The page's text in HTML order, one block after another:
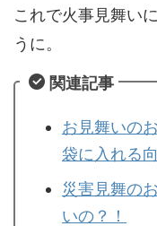
これで火事見舞い
うに。
関連記事
お見舞いの
袋に入れる
災害見舞の
いの？！